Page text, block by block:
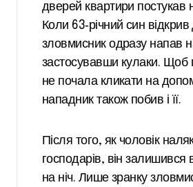
дверей квартири постукав
Коли 63‑річний син відкрив
зловмисник одразу напав
застосувавши кулаки. Щоб
не почала кликати на
нападник також побив і її.
Після того, як чоловік
господарів, він залишився в
на ніч. Лише зранку